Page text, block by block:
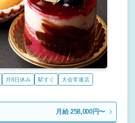
月8日休み 駅すぐ 大会常連店
月給 258,000円〜